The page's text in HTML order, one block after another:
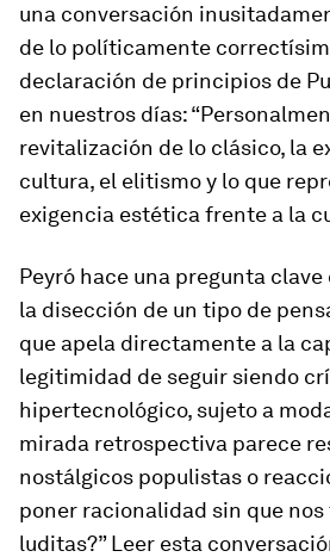
una conversación
de lo políticamente
declaración de principios de
en nuestros días:
revitalización de lo clásico, la
cultura, el elitismo y lo que
exigencia estética frente a la
Peyró hace una pregunta clave
la disección de un tipo de
que apela directamente a la
legitimidad de seguir siendo
hipertecnológico, sujeto a
mirada retrospectiva parece
nostálgicos populistas o
poner racionalidad sin que
luditas?” Leer esta